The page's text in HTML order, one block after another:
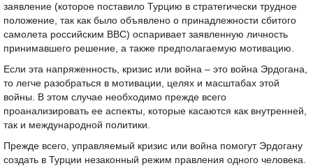
заявление (которое поставило Турцию в стратегически трудное
положение, так как было объявлено о принадлежности сбитого
самолета российским ВВС) оспаривает заявленную личность
принимавшего решение, а также предполагаемую мотивацию.
Если эта напряженность, кризис или война – это война Эрдогана,
то легче разобраться в мотивации, целях и масштабах этой
войны. В этом случае необходимо прежде всего
проанализировать ее аспекты, которые касаются как внутренней,
так и международной политики.
Прежде всего, управляемый кризис или война помогут Эрдогану
создать в Турции незаконный режим правления одного человека.